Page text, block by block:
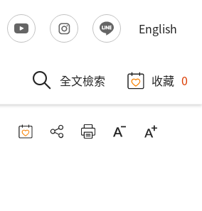
English
全文檢索 收藏 0